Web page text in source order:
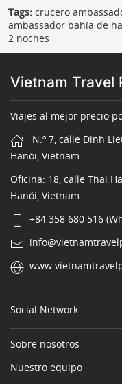
Tags: crucero
ambassador bahía de
2 noches
Vietnam Travel
Viajes al mejor precio
N.º 7, calle Dinh
Hanói, Vietnam.
Oficina: 18, calle Thai
Hanói, Vietnam.
+84 358 680 516
Social Network
Sobre nosotros
Nuestro equipo